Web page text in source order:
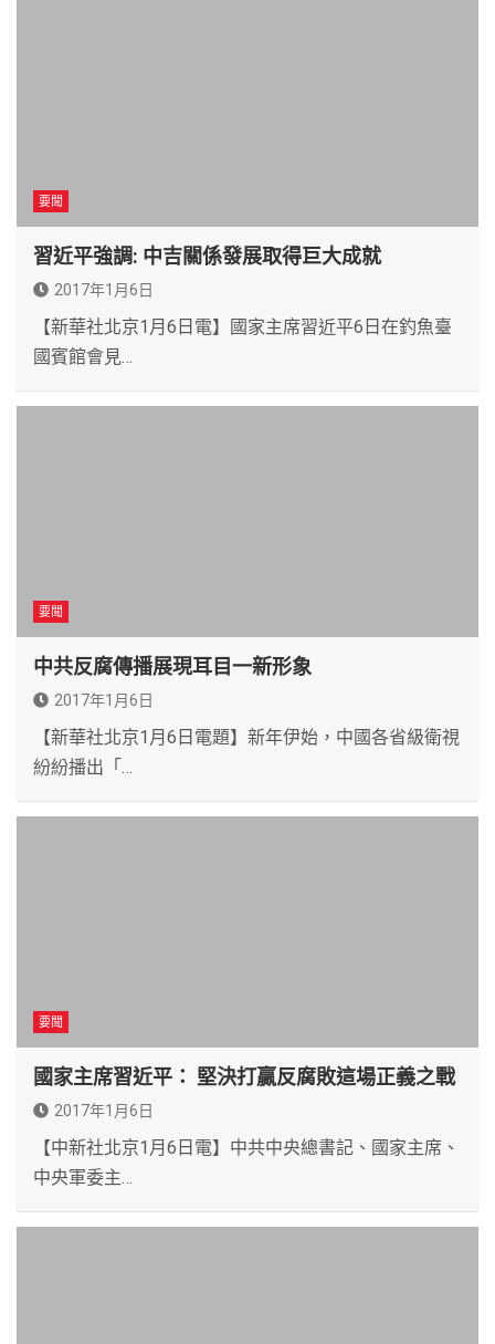
要聞
習近平強調: 中吉關係發展取得巨大成就
2017年1月6日
【新華社北京1月6日電】國家主席習近平6日在釣魚臺
國賓館會見…
要聞
中共反腐傳播展現耳目一新形象
2017年1月6日
【新華社北京1月6日電題】新年伊始，中國各省級衛視
紛紛播出「…
要聞
國家主席習近平： 堅決打贏反腐敗這場正義之戰
2017年1月6日
【中新社北京1月6日電】中共中央總書記、國家主席、
中央軍委主…